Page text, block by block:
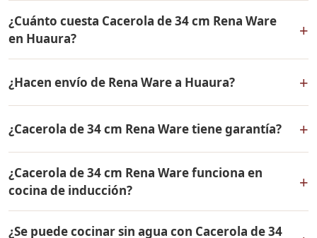
¿Cuánto cuesta Cacerola de 34 cm Rena Ware
en Huaura?
+
en todo el Perú. Contáctame por WhatsApp para
conocer el precio actual, promociones disponibles y
facilidades de pago en cuotas desde el 10% de inicial.
¿Hacen envío de Rena Ware a Huaura? +
Ware a Huaura, Lima y a todo el Perú. El pago es contra
entrega.
¿Cacerola de 34 cm Rena Ware tiene garantía? +
vida contra defectos de fabricación. Todos los
productos Rena Ware están fabricados en acero
inoxidable quirúrgico 18/10 de la más alta calidad.
¿Cacerola de 34 cm Rena Ware funciona en
cocina de inducción?
+
¿Se puede cocinar sin agua con Cacerola de 34